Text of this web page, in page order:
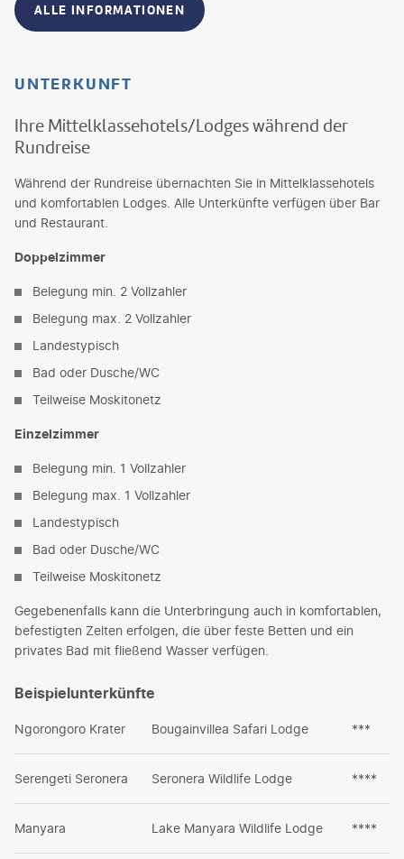
ALLE INFORMATIONEN
UNTERKUNFT
Ihre Mittelklassehotels/Lodges während der
Rundreise
Während der Rundreise übernachten Sie in Mittelklassehotels
und komfortablen Lodges. Alle Unterkünfte verfügen über Bar
und Restaurant.
Doppelzimmer
Belegung min. 2 Vollzahler
Belegung max. 2 Vollzahler
Landestypisch
Bad oder Dusche/WC
Teilweise Moskitonetz
Einzelzimmer
Belegung min. 1 Vollzahler
Belegung max. 1 Vollzahler
Landestypisch
Bad oder Dusche/WC
Teilweise Moskitonetz
Gegebenenfalls kann die Unterbringung auch in komfortablen,
befestigten Zelten erfolgen, die über feste Betten und ein
privates Bad mit fließend Wasser verfügen.
Beispielunterkünfte
Ngorongoro Krater Bougainvillea Safari Lodge ***
Serengeti Seronera Seronera Wildlife Lodge ****
Manyara Lake Manyara Wildlife Lodge ****